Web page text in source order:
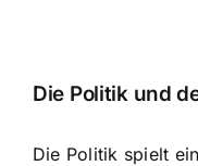
Die Politik und
Die Politik spielt